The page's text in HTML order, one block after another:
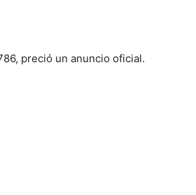
preció un anuncio oficial.